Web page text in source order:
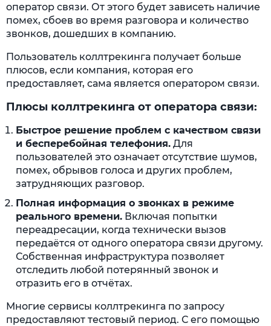
оператор связи. От этого будет зависеть наличие
помех, сбоев во время разговора и количество
звонков, дошедших в компанию.
Пользователь коллтрекинга получает больше
плюсов, если компания, которая его
предоставляет, сама является оператором связи.
Плюсы коллтрекинга от оператора связи:
Быстрое решение проблем с качеством связи
и бесперебойная телефония. Для
пользователей это означает отсутствие шумов,
помех, обрывов голоса и других проблем,
затрудняющих разговор.
Полная информация о звонках в режиме
реального времени. Включая попытки
переадресации, когда технически вызов
передаётся от одного оператора связи другому.
Собственная инфраструктура позволяет
отследить любой потерянный звонок и
отразить его в отчётах.
Многие сервисы коллтрекинга по запросу
предоставляют тестовый период. С его помощью